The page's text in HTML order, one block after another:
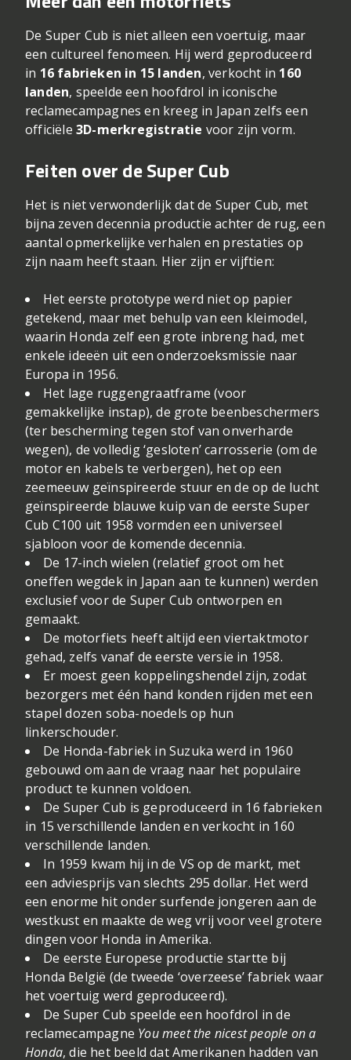
De Super Cub is niet alleen een voertuig, maar
een cultureel fenomeen. Hij werd geproduceerd
in 16 fabrieken in 15 landen, verkocht in 160
landen, speelde een hoofdrol in iconische
reclamecampagnes en kreeg in Japan zelfs een
officiële 3D-merkregistratie voor zijn vorm.
Feiten over de Super Cub
Het is niet verwonderlijk dat de Super Cub, met
bijna zeven decennia productie achter de rug, een
aantal opmerkelijke verhalen en prestaties op
zijn naam heeft staan. Hier zijn er vijftien:
Het eerste prototype werd niet op papier
getekend, maar met behulp van een kleimodel,
waarin Honda zelf een grote inbreng had, met
enkele ideeën uit een onderzoeksmissie naar
Europa in 1956.
Het lage ruggengraatframe (voor
gemakkelijke instap), de grote beenbeschermers
(ter bescherming tegen stof van onverharde
wegen), de volledig ‘gesloten’ carrosserie (om de
motor en kabels te verbergen), het op een
zeemeeuw geïnspireerde stuur en de op de lucht
geïnspireerde blauwe kuip van de eerste Super
Cub C100 uit 1958 vormden een universeel
sjabloon voor de komende decennia.
De 17-inch wielen (relatief groot om het
oneffen wegdek in Japan aan te kunnen) werden
exclusief voor de Super Cub ontworpen en
gemaakt.
De motorfiets heeft altijd een viertaktmotor
gehad, zelfs vanaf de eerste versie in 1958.
Er moest geen koppelingshendel zijn, zodat
bezorgers met één hand konden rijden met een
stapel dozen soba-noedels op hun
linkerschouder.
De Honda-fabriek in Suzuka werd in 1960
gebouwd om aan de vraag naar het populaire
product te kunnen voldoen.
De Super Cub is geproduceerd in 16 fabrieken
in 15 verschillende landen en verkocht in 160
verschillende landen.
In 1959 kwam hij in de VS op de markt, met
een adviesprijs van slechts 295 dollar. Het werd
een enorme hit onder surfende jongeren aan de
westkust en maakte de weg vrij voor veel grotere
dingen voor Honda in Amerika.
De eerste Europese productie startte bij
Honda België (de tweede ‘overzeese’ fabriek waar
het voertuig werd geproduceerd).
De Super Cub speelde een hoofdrol in de
reclamecampagne You meet the nicest people on a
Honda, die het beeld dat Amerikanen hadden van